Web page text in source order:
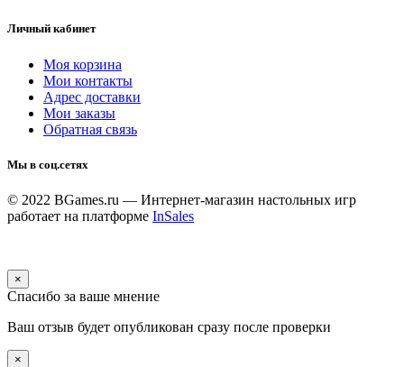
Личный кабинет
Моя корзина
Мои контакты
Адрес доставки
Мои заказы
Обратная связь
Мы в соц.сетях
© 2022 BGames.ru — Интернет-магазин настольных игр
работает на платформе InSales
×
Спасибо за ваше мнение
Ваш отзыв будет опубликован сразу после проверки
×